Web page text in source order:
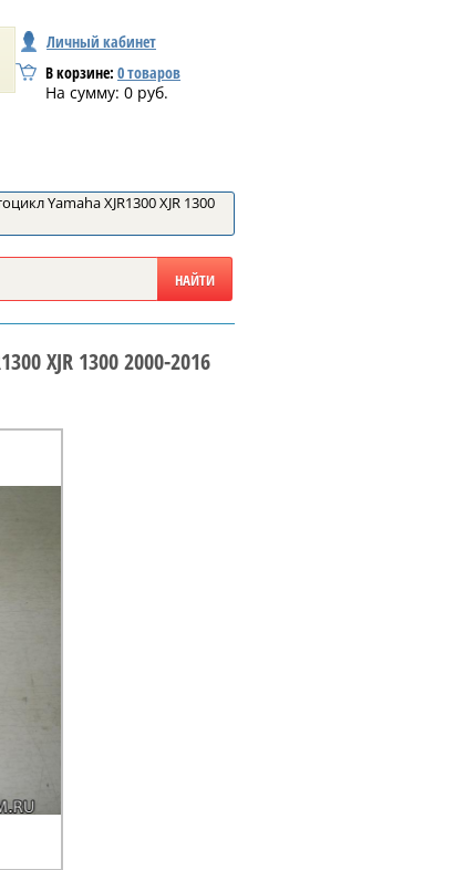
Личный кабинет
В корзине: 0товаров
На сумму: 0 руб.
Yamaha XJR1300 XJR 1300
XJR 1300 2000-2016